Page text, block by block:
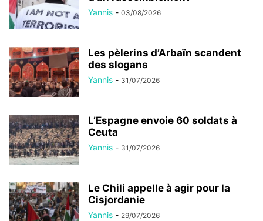
Yannis - 03/08/2026
Les pèlerins d’Arbaïn scandent
des slogans
Yannis - 31/07/2026
L’Espagne envoie 60 soldats à
Ceuta
Yannis - 31/07/2026
Le Chili appelle à agir pour la
Cisjordanie
Yannis - 29/07/2026